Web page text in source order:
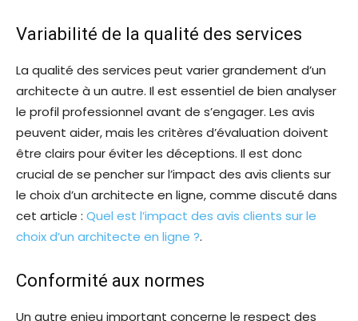
Variabilité de la qualité des services
La qualité des services peut varier grandement d’un
architecte à un autre. Il est essentiel de bien analyser
le profil professionnel avant de s’engager. Les avis
peuvent aider, mais les critères d’évaluation doivent
être clairs pour éviter les déceptions. Il est donc
crucial de se pencher sur l’impact des avis clients sur
le choix d’un architecte en ligne, comme discuté dans
cet article : Quel est l’impact des avis clients sur le
choix d’un architecte en ligne ?.
Conformité aux normes
Un autre enjeu important concerne le respect des